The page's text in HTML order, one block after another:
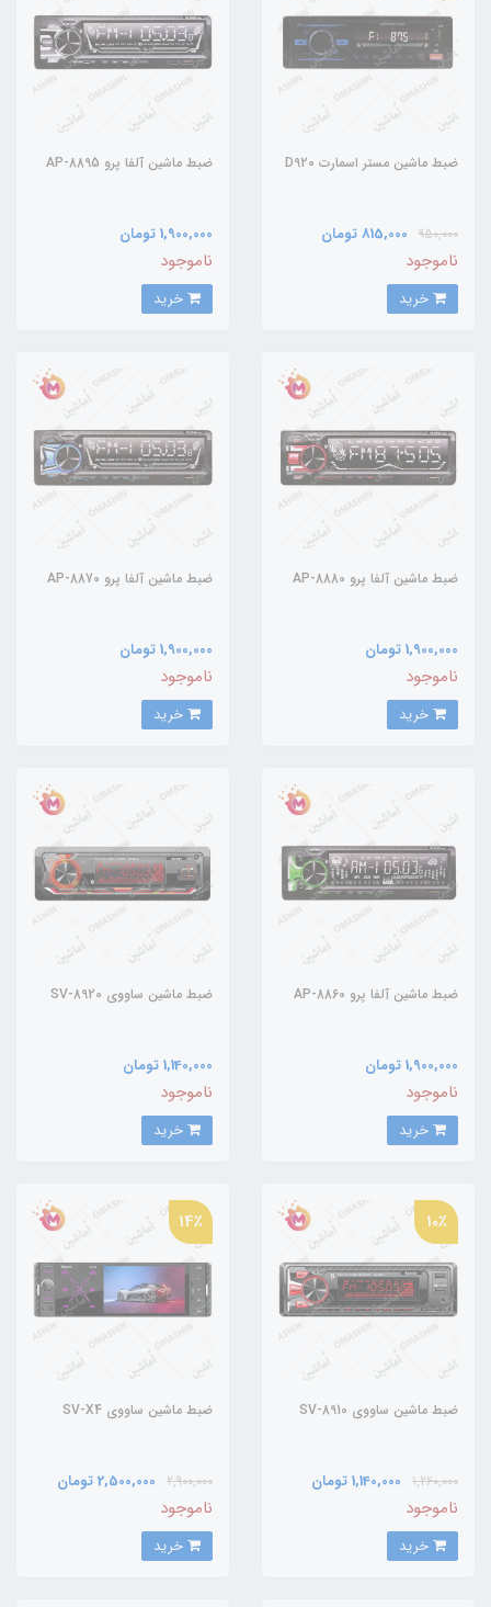
ضبط ماشین مستر اسمارت D920
950,000 815,000 تومان
ناموجود
ضبط ماشین آلفا پرو AP-8895
1,900,000 تومان
ناموجود
ضبط ماشین آلفا پرو AP-8880
1,900,000 تومان
ناموجود
ضبط ماشین آلفا پرو AP-8870
1,900,000 تومان
ناموجود
ضبط ماشین آلفا پرو AP-8860
1,900,000 تومان
ناموجود
ضبط ماشین ساووی SV-8920
1,140,000 تومان
ناموجود
ضبط ماشین ساووی SV-8910
10٪
1,260,000 1,140,000 تومان
ناموجود
ضبط ماشین ساووی SV-X4
14٪
2,900,000 2,500,000 تومان
ناموجود